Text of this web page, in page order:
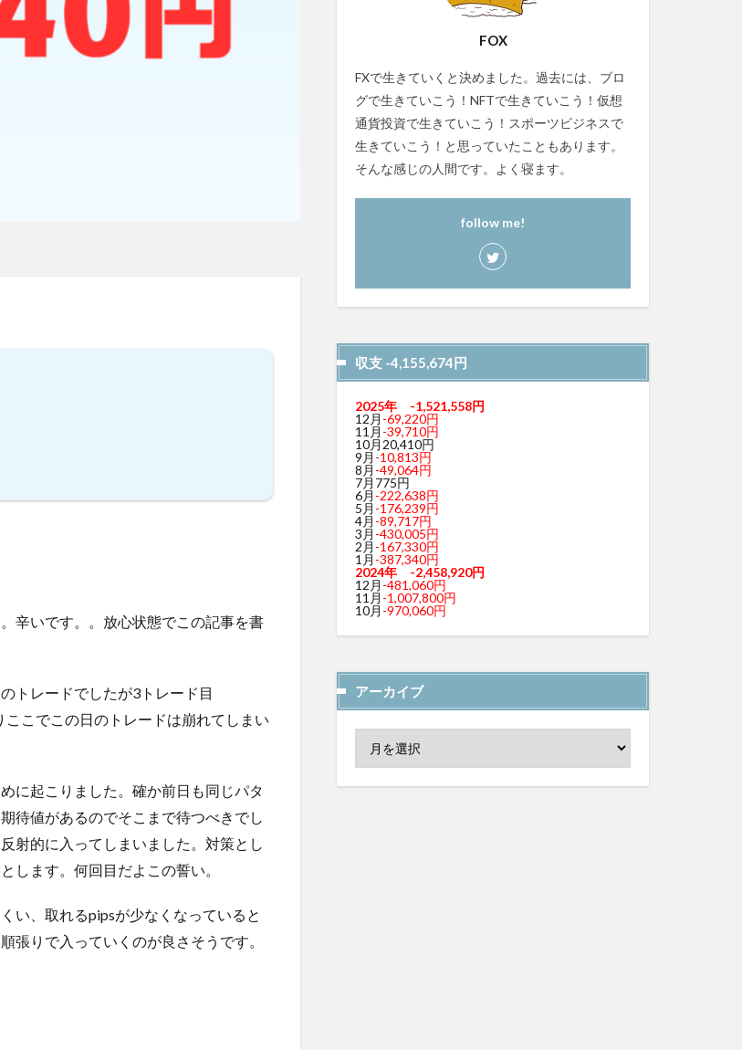
辛いです。。放心状態でこの記事を書
トレードでしたが3トレード目
こでこの日のトレードは崩れてしまい
に起こりました。確か前日も同じパタ
待値があるのでそこまで待つべきでし
射的に入ってしまいました。対策とし
します。何回目だよこの誓い。
い、取れるpipsが少なくなっていると
張りで入っていくのが良さそうです。
FOX
FXで生きていくと決めました。過去には、ブロ
グで生きていこう！NFTで生きていこう！仮想
通貨投資で生きていこう！スポーツビジネスで
生きていこう！と思っていたこともあります。
そんな感じの人間です。よく寝ます。
follow me!
収支 -4,155,674円
2025年 -1,521,558円
12月 -69,220円
11月 -39,710円
10月20,410円
9月 -10,813円
8月 -49,064円
7月775円
6月 -222,638円
5月 -176,239円
4月 -89,717円
3月 -430,005円
2月 -167,330円
1月 -387,340円
2024年 -2,458,920円
12月 -481,060円
11月 -1,007,800円
10月 -970,060円
アーカイブ